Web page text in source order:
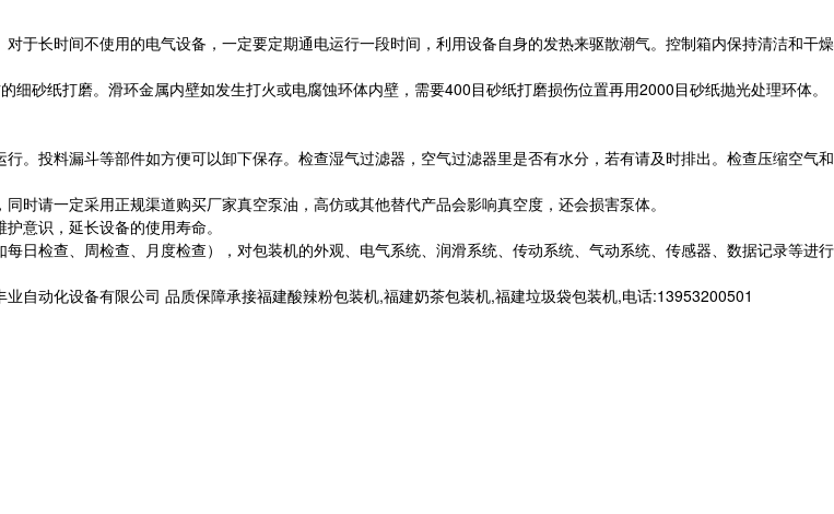
于长时间不使用的电气设备，一定要定期通电运行一段时间，利用设备自身的发热来驱散潮气。控制箱内保持清洁和干燥
砂纸打磨。滑环金属内壁如发生打火或电腐蚀环体内壁，需要400目砂纸打磨损伤位置再用2000目砂纸抛光处理环体。
。投料漏斗等部件如方便可以卸下保存。检查湿气过滤器，空气过滤器里是否有水分，若有请及时排出。检查压缩空气和
请一定采用正规渠道购买厂家真空泵油，高仿或其他替代产品会影响真空度，还会损害泵体。
意识，延长设备的使用寿命。
日检查、周检查、月度检查），对包装机的外观、电气系统、润滑系统、传动系统、气动系统、传感器、数据记录等进行
自动化设备有限公司 品质保障承接福建酸辣粉包装机,福建奶茶包装机,福建垃圾袋包装机,电话:13953200501